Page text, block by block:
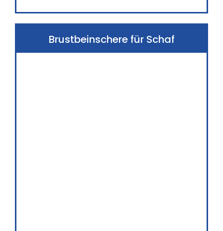
Brustbeinschere für Schaf